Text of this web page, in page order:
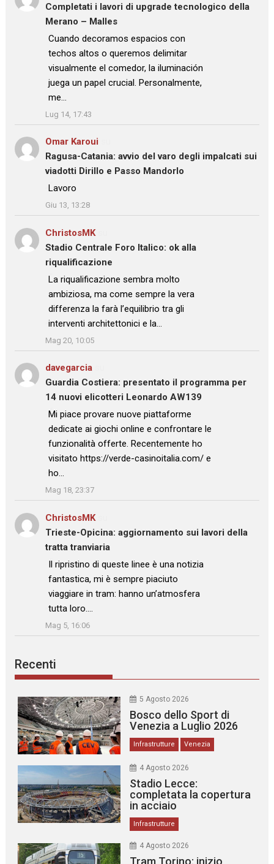
Completati i lavori di upgrade tecnologico della
Merano – Malles
: “
Cuando decoramos espacios con
techos altos o queremos delimitar
visualmente el comedor, la iluminación
juega un papel crucial. Personalmente,
me…
”
Lug 14, 17:43
Omar Karoui
Ragusa-Catania: avvio del varo degli impalcati sui
viadotti Dirillo e Passo Mandorlo
: “Lavoro
”
Giu 13, 13:28
ChristosMKsu
Stadio Centrale Foro Italico: ok alla
riqualificazione
: “La riqualificazione sembra molto
ambiziosa, ma come sempre la vera
differenza la farà l’equilibrio tra gli
interventi architettonici e la…
”
Mag 20, 10:05
davegarcia
Guardia Costiera: presentato il programma per
14 nuovi elicotteri Leonardo AW139
: “Mi piace provare nuove piattaforme
dedicate ai giochi online e confrontare le
funzionalità offerte. Recentemente ho
visitato https://verde-casinoitalia.com/ e
ho…
”
Mag 18, 23:37
ChristosMKsu
Trieste-Opicina: aggiornamento sui lavori della
tratta tranviaria
: “
Il ripristino di queste linee è una notizia
fantastica, mi è sempre piaciuto
viaggiare in tram: hanno un’atmosfera
tutta loro.…
”
Mag 5, 16:06
Recenti
5 Agosto 2026
Bosco dello Sport di
Venezia a Luglio 2026
Infrastrutture Venezia
4 Agosto 2026
Stadio Lecce:
completata la copertura
in acciaio
Infrastrutture
4 Agosto 2026
Tram Torino: inizio